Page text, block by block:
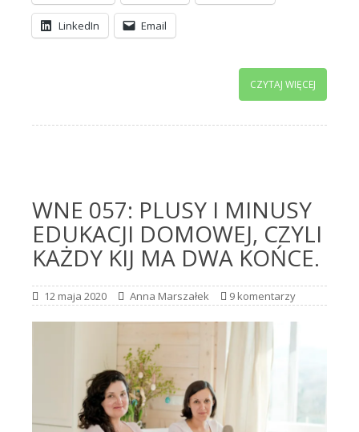
LinkedIn Email
CZYTAJ WIĘCEJ
WNE 057: PLUSY I MINUSY
EDUKACJI DOMOWEJ, CZYLI
KAŻDY KIJ MA DWA KOŃCE.
12 maja 2020 Anna Marszałek 9 komentarzy